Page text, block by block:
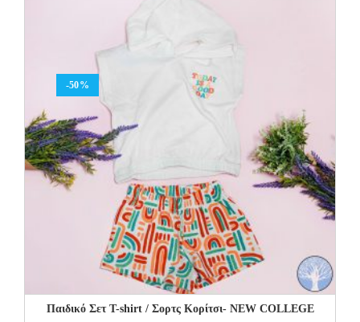
-50%
Παιδικό Σετ T-shirt / Σορτς Κορίτσι- NEW COLLEGE